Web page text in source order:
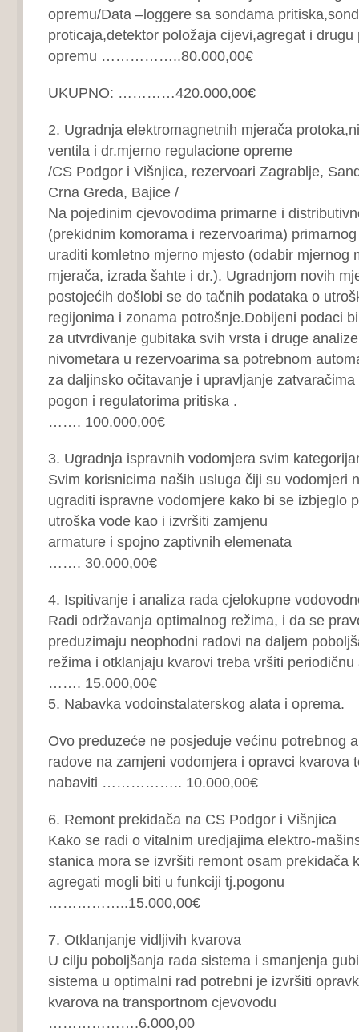
opremu/Data –loggere sa sondama
proticaja,detektor položaja cijevi,agregat i drugu
opremu ……………..80.000,00€
UKUPNO: …………420.000,00€
2. Ugradnja elektromagnetnih mjerača
ventila i dr.mjerno regulacione opreme
/CS Podgor i Višnjica, rezervoari Zagrablje,
Crna Greda, Bajice /
Na pojedinim cjevovodima primarne i
(prekidnim komorama i rezervoarima)
uraditi komletno mjerno mjesto (odabir mjernog
mjerača, izrada šahte i dr.). Ugradnjom novih
postojećih došlobi se do tačnih podataka o
regijonima i zonama potrošnje.Dobijeni podaci
za utvrđivanje gubitaka svih vrsta i druge
nivometara u rezervoarima sa potrebnom
za daljinsko očitavanje i upravljanje
pogon i regulatorima pritiska .
……. 100.000,00€
3. Ugradnja ispravnih vodomjera svim
Svim korisnicima naših usluga čiji su vodomjeri
ugraditi ispravne vodomjere kako bi se izbjeglo
utroška vode kao i izvršiti zamjenu
armature i spojno zaptivnih elemenata
……. 30.000,00€
4. Ispitivanje i analiza rada cjelokupne
Radi održavanja optimalnog režima, i da se
preduzimaju neophodni radovi na daljem
režima i otklanjaju kvarovi treba vršiti
……. 15.000,00€
5. Nabavka vodoinstalaterskog alata i oprema.
Ovo preduzeće ne posjeduje većinu potrebnog
radove na zamjeni vodomjera i opravci kvarova
nabaviti …………….. 10.000,00€
6. Remont prekidača na CS Podgor i Višnjica
Kako se radi o vitalnim uredjajima elektro-
stanica mora se izvršiti remont osam prekidača
agregati mogli biti u funkciji tj.pogonu
……………..15.000,00€
7. Otklanjanje vidljivih kvarova
U cilju poboljšanja rada sistema i smanjenja
sistema u optimalni rad potrebni je izvršiti
kvarova na transportnom cjevovodu
……………….6.000,00